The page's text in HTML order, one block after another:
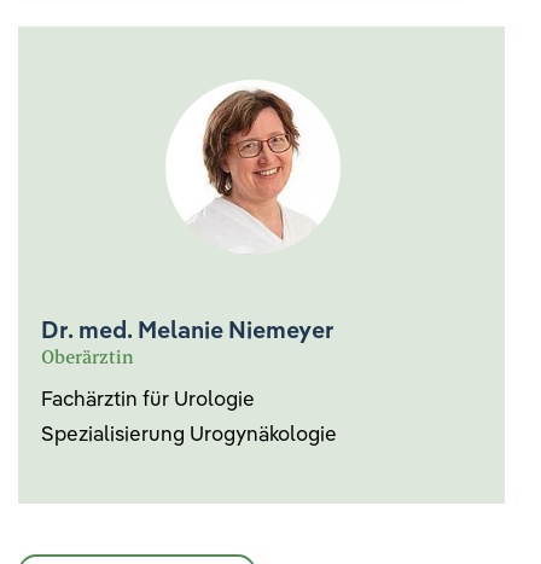
Dr. med. Melanie Niemeyer
Oberärztin
Fachärztin für Urologie
Spezialisierung Urogynäkologie